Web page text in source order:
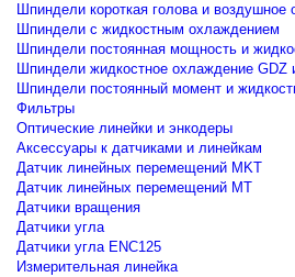
Шпиндели короткая голова и воздушное
Шпиндели с жидкостным охлаждением
Шпиндели постоянная мощность и
Шпиндели жидкостное охлаждение GDZ
Шпиндели постоянный момент и
Фильтры
Оптические линейки и энкодеры
Аксессуары к датчиками и линейкам
Датчик линейных перемещений MKT
Датчик линейных перемещений MT
Датчики вращения
Датчики угла
Датчики угла ENC125
Измерительная линейка